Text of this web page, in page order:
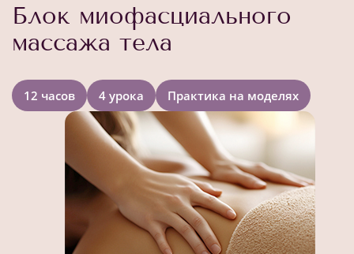
Блок миофасциального
массажа тела
12 часов 4 урока Практика на моделях